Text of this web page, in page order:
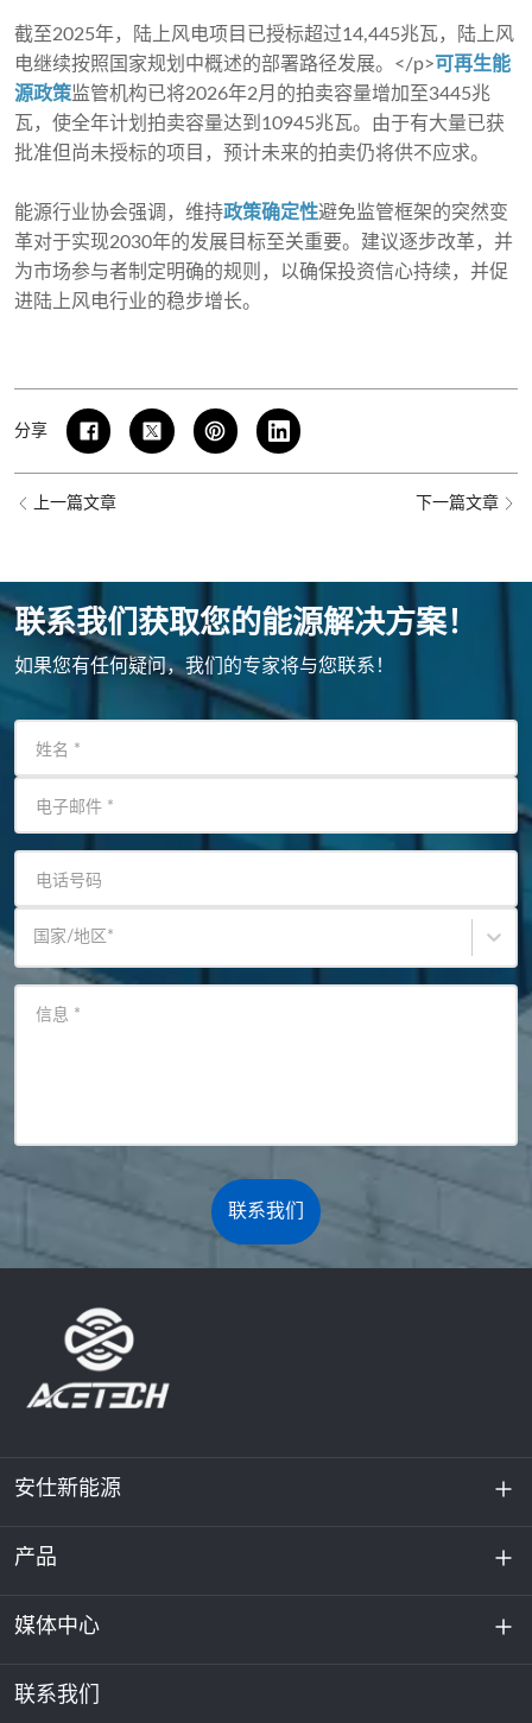
截至2025年，陆上风电项目已授标超过14,445兆瓦，陆上风
电继续按照国家规划中概述的部署路径发展。</p>可再生能
源政策监管机构已将2026年2月的拍卖容量增加至3445兆
瓦，使全年计划拍卖容量达到10945兆瓦。由于有大量已获
批准但尚未授标的项目，预计未来的拍卖仍将供不应求。
能源行业协会强调，维持政策确定性避免监管框架的突然变
革对于实现2030年的发展目标至关重要。建议逐步改革，并
为市场参与者制定明确的规则，以确保投资信心持续，并促
进陆上风电行业的稳步增长。
分享
上一篇文章 下一篇文章
联系我们获取您的能源解决方案！
如果您有任何疑问，我们的专家将与您联系！
姓名 *
电子邮件 *
电话号码
国家/地区 *
信息 *
联系我们
安仕新能源
关于我们
可持续发展
产品
储能
数据中心和服务器机房
媒体中心
新闻与活动
联系我们